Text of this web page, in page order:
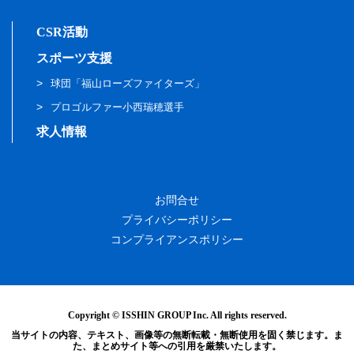
CSR活動
スポーツ支援
球団「福山ローズファイターズ」
プロゴルファー小西瑞穂選手
求人情報
お問合せ
プライバシーポリシー
コンプライアンスポリシー
Copyright © ISSHIN GROUP Inc. All rights reserved.
当サイトの内容、テキスト、画像等の無断転載・無断使用を固く禁じます。ま
た、まとめサイト等への引用を厳禁いたします。